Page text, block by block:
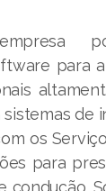
para
de
os
para